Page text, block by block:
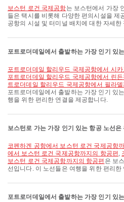
보스턴 로건 국제공항는 보스턴에서 가장
들은 택시를 비롯해 다양한 편의시설을 제
공항의 시설 및 터미널 배치에 대한 자세
포트로더데일에서 출발하는 가장 인기 있
포트로더데일 할리우드 국제공항에서 시
포트로더데일 할리우드 국제공항에서 린
트로더데일 할리우드 국제공항에서 필라
포트로더데일에서 출발하는 가장 인기 있
행을 위한 편리한 연결을 제공합니다.
보스턴로 가는 가장 인기 있는 항공 노선은
코펜하겐 공항에서 보스턴 로건 국제공항
에서 보스턴 로건 국제공항까지의 항공편 ,
보스턴 로건 국제공항까지의 항공편 은 보
선입니다. 이 노선들은 여행을 위한 편리한
포트로더데일에서 출발하는 가장 인기 있